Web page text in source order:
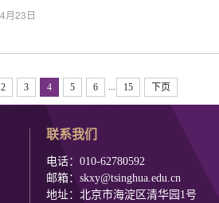
月23日
2 3 4 5 6 15 下页
联系我们
电话：010-62780592
邮箱：skxy@tsinghua.edu.cn
地址：北京市海淀区清华园1号